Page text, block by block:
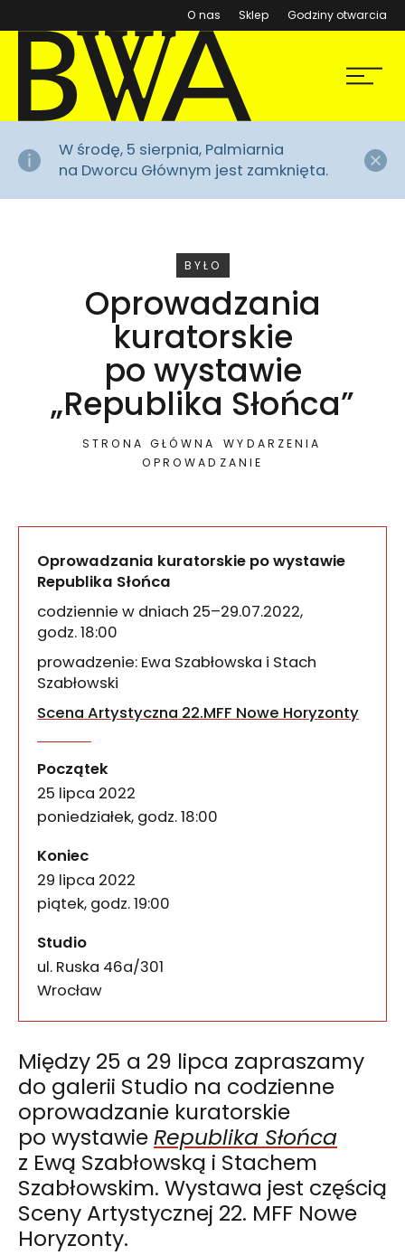
O nas Sklep (otwiera się w nowym
Godziny otwarcia
BWA Wrocław
Galerie Sztuki Współczesnej
Menu
W środę, 5 sierpnia, Palmiarnia
na Dworcu Głównym jest zamknięta.
WYDARZENIE
BYŁO
Oprowadzania
kuratorskie
po wystawie
„Republika Słońca”
STRONA GŁÓWNA
WYDARZENIA
OPROWADZANIE
Oprowadzania kuratorskie po wystawie
Republika Słońca
codziennie w dniach 25–29.07.2022,
godz. 18:00
prowadzenie: Ewa Szabłowska i Stach
Szabłowski
Scena Artystyczna 22.MFF Nowe Horyzonty
Początek
25 lipca 2022
poniedziałek, godz. 18:00
Koniec
29 lipca 2022
piątek, godz. 19:00
Studio
ul. Ruska 46a/301
50-079
Wrocław
Między 25 a 29 lipca zapraszamy
do galerii Studio na codzienne
oprowadzanie kuratorskie
po wystawieRepublika Słońca
z Ewą Szabłowską i Stachem
Szabłowskim. Wystawa jest częścią
Sceny Artystycznej 22. MFF Nowe
Horyzonty.